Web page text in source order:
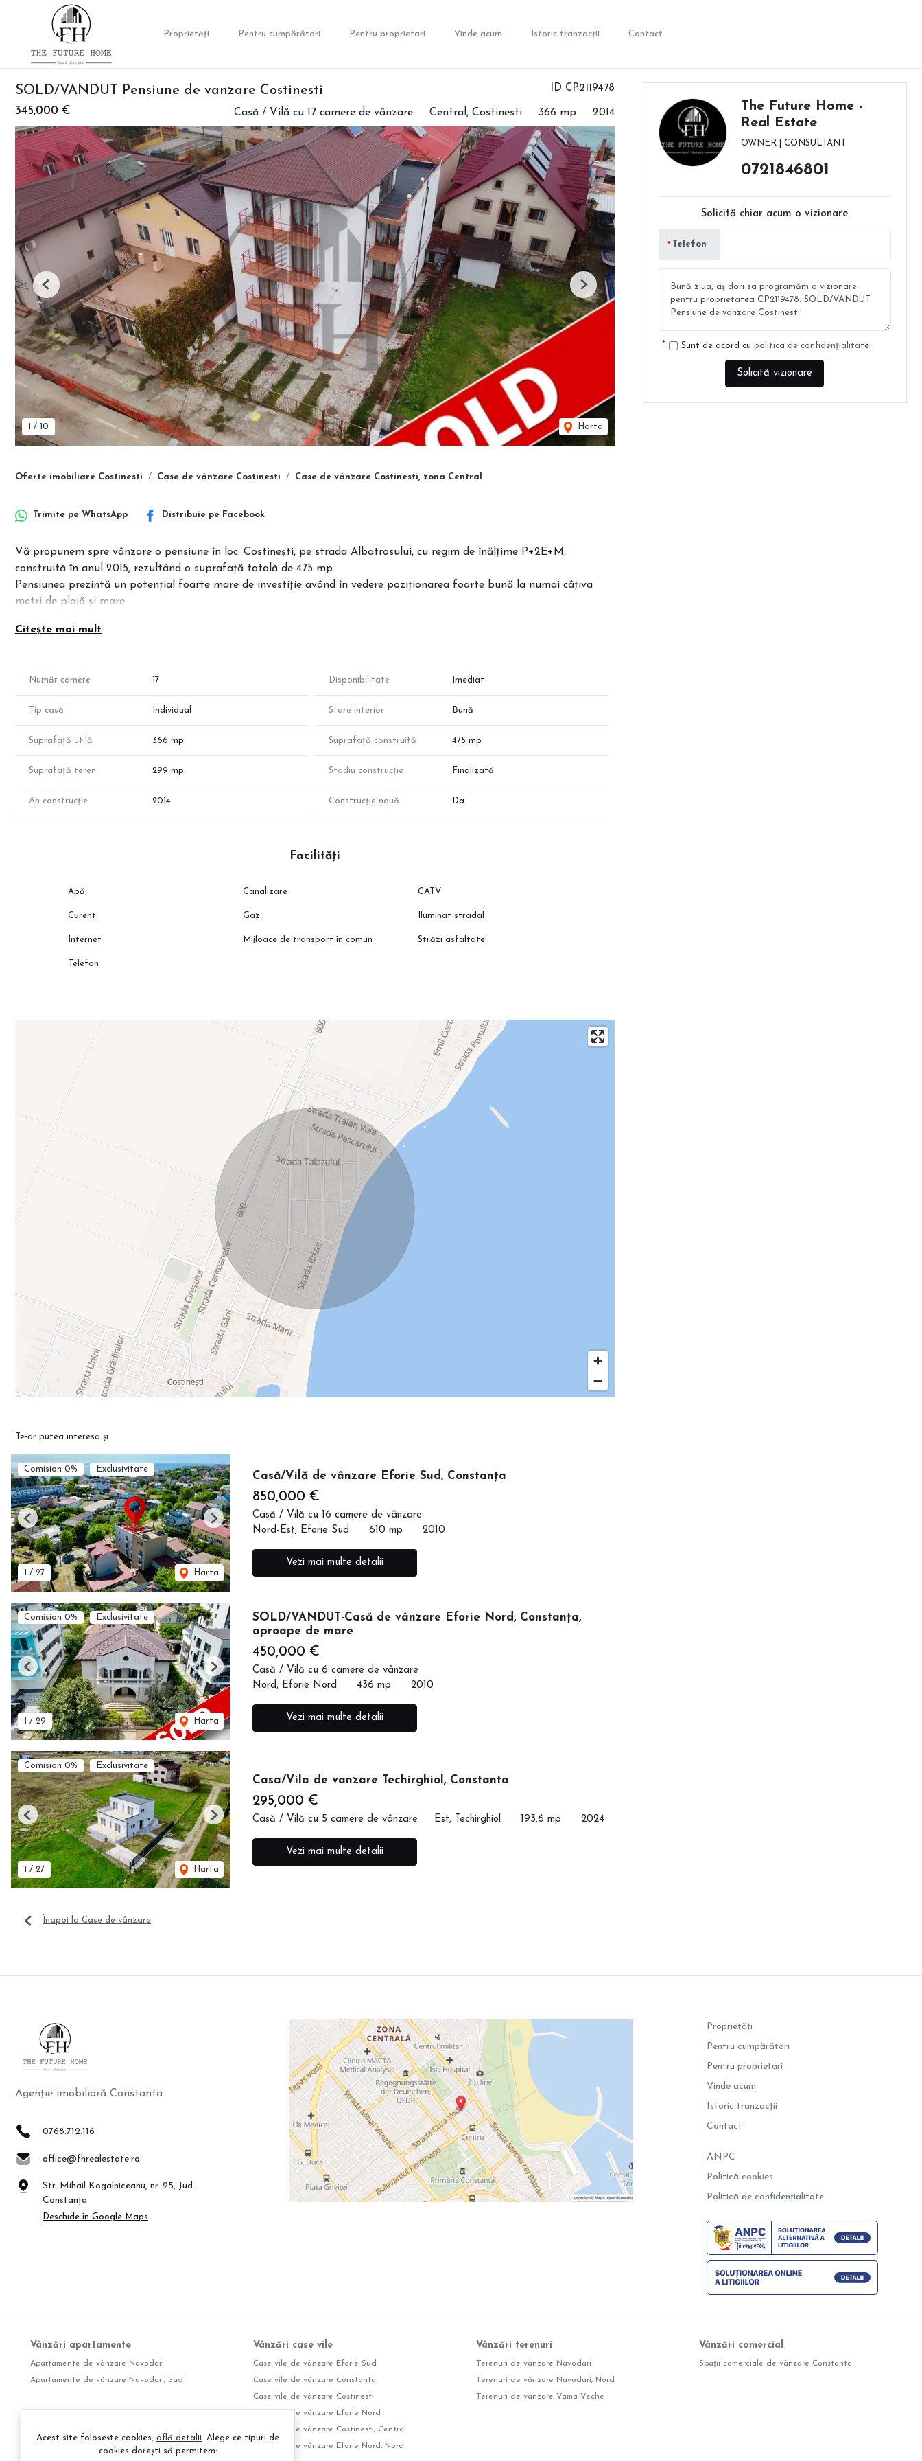
Proprietăți Pentru cumpărători Pentru proprietari Vinde acum Istoric tranzacții Contact
ID CP2119478
SOLD/VANDUT Pensiune de vanzare Costinesti
345,000 € Casă / Vilă cu 17 camere de vânzare Central, Costinesti 366 mp 2014
1 / 10 Harta
Previous Next
Oferte imobiliare Costinesti Case de vânzare Costinesti Case de vânzare Costinesti, zona Central
Trimite pe WhatsApp Distribuie pe Facebook
Vă propunem spre vânzare o pensiune în loc. Costinești, pe strada Albatrosului, cu regim de înălțime P+2E+M,
construită în anul 2015, rezultând o suprafață totală de 475 mp.
Pensiunea prezintă un potențial foarte mare de investiție având în vedere poziționarea foarte bună la numai câțiva
metri de plajă și mare.
#Parter
#Etaj 1
#Etaj 2
-5 camere, fiecare cu baie proprie;
-3 camere, fiecare cu baie proprie;
-loc pentru grătar.
Citește mai mult
Număr camere 17 Disponibilitate Imediat
Tip casă Individual Stare interior Bună
Suprafață utilă 366 mp Suprafață construită 475 mp
Suprafață teren 299 mp Stadiu construcție Finalizată
An construcție 2014 Construcție nouă Da
Facilități
Apă Canalizare CATV
Curent Gaz Iluminat stradal
Internet Mijloace de transport în comun Străzi asfaltate
Telefon
The Future Home -
Real Estate
OWNER | CONSULTANT
0721846801
Solicită chiar acum o vizionare
Telefon
Sunt de acord cu politica de confidențialitate
Solicită vizionare
Te-ar putea interesa și:
Comision 0% Exclusivitate
1 / 27 Harta
Previous Next
Casă/Vilă de vânzare Eforie Sud, Constanța
850,000 €
Casă / Vilă cu 16 camere de vânzare
Nord-Est, Eforie Sud
610 mp 2010
Vezi mai multe detalii
Comision 0% Exclusivitate
1 / 29 Harta
Previous Next
SOLD/VANDUT-Casă de vânzare Eforie Nord, Constanța,
aproape de mare
450,000 €
Casă / Vilă cu 6 camere de vânzare
Nord, Eforie Nord
436 mp 2010
Vezi mai multe detalii
Comision 0% Exclusivitate
1 / 27 Harta
Previous Next
Casa/Vila de vanzare Techirghiol, Constanta
295,000 €
Casă / Vilă cu 5 camere de vânzare Est, Techirghiol 193.6 mp 2024
Vezi mai multe detalii
Înapoi la Case de vânzare
Agenție imobiliară Constanta
0768.712.116
office@fhrealestate.ro
Str. Mihail Kogalniceanu, nr. 25, Jud.
Constanța
Deschide în Google Maps
Proprietăți
Pentru cumpărători
Pentru proprietari
Vinde acum
Istoric tranzacții
Contact
ANPC
Politică cookies
Politică de confidențialitate
Vânzări apartamente
Apartamente de vânzare Navodari
Apartamente de vânzare Navodari, Sud
Vânzări case vile
Case vile de vânzare Eforie Sud
Case vile de vânzare Constanta
Case vile de vânzare Costinesti
Case vile de vânzare Eforie Nord
Case vile de vânzare Costinesti, Central
Case vile de vânzare Eforie Nord, Nord
Vânzări terenuri
Terenuri de vânzare Navodari
Terenuri de vânzare Navodari, Nord
Terenuri de vânzare Vama Veche
Vânzări comercial
Spații comerciale de vânzare Constanta
Acest site folosește cookies, află detalii. Alege ce tipuri de
cookies dorești să permitem: